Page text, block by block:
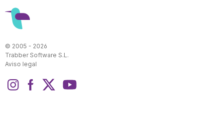
© 2005 - 2026
Trabber Software S.L.
Aviso legal